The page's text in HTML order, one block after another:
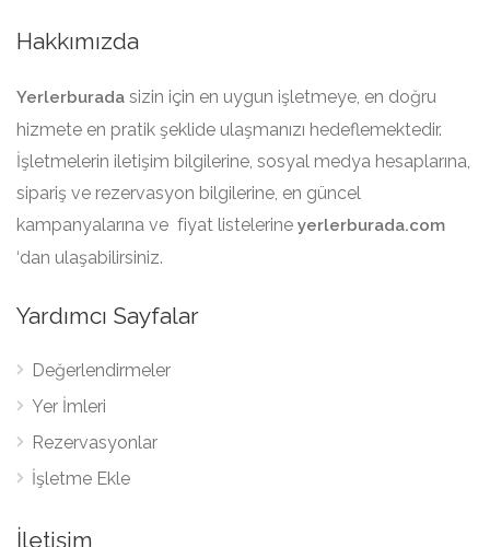
Hakkımızda
Yerlerburada sizin için en uygun işletmeye, en doğru
hizmete en pratik şeklide ulaşmanızı hedeflemektedir.
İşletmelerin iletişim bilgilerine, sosyal medya hesaplarına,
sipariş ve rezervasyon bilgilerine, en güncel
kampanyalarına ve fiyat listelerine yerlerburada.com
‘dan ulaşabilirsiniz.
Yardımcı Sayfalar
Değerlendirmeler
Yer İmleri
Rezervasyonlar
İşletme Ekle
İletişim